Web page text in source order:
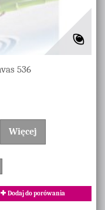
536
Więcej
Dodaj do porówania